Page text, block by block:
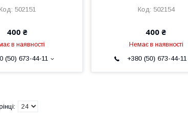
502151
400 ₴
в наявності
(50) 673-44-11
502154
400 ₴
Немає в наявності
+380 (50) 673-44-11